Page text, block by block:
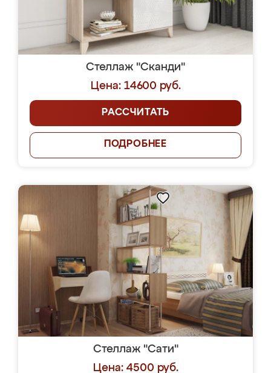
Стеллаж "Сканди"
Цена: 14600 руб.
РАССЧИТАТЬ
ПОДРОБНЕЕ
Стеллаж "Сати"
Цена: 4500 руб.